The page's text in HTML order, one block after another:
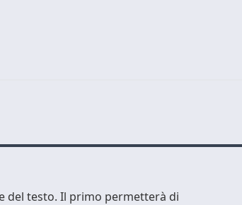
del testo. Il primo permetterà di